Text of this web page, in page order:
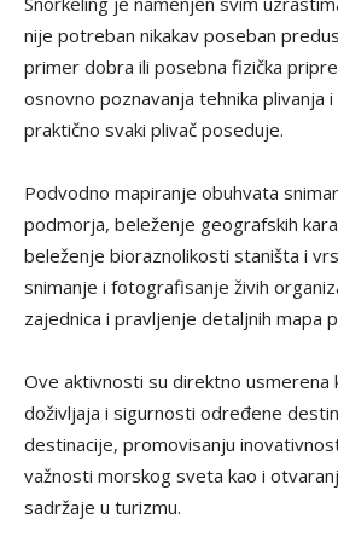
nije potreban nikakav poseban
primer dobra ili posebna fizička
osnovno poznavanja tehnika plivanja
praktično svaki plivač poseduje.
Podvodno mapiranje obuhvata
podmorja, beleženje geografskih
beleženje bioraznolikosti staništa i
snimanje i fotografisanje živih
zajednica i pravljenje detaljnih mapa
Ove aktivnosti su direktno usmerena
doživljaja i sigurnosti određene
destinacije, promovisanju
važnosti morskog sveta kao i
sadržaje u turizmu.